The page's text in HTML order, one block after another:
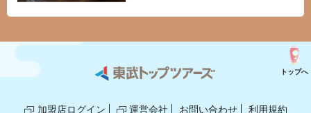
楽しみいただけます。
加盟店ログイン 運営会社 お問い合わせ 利用規約
トップへ